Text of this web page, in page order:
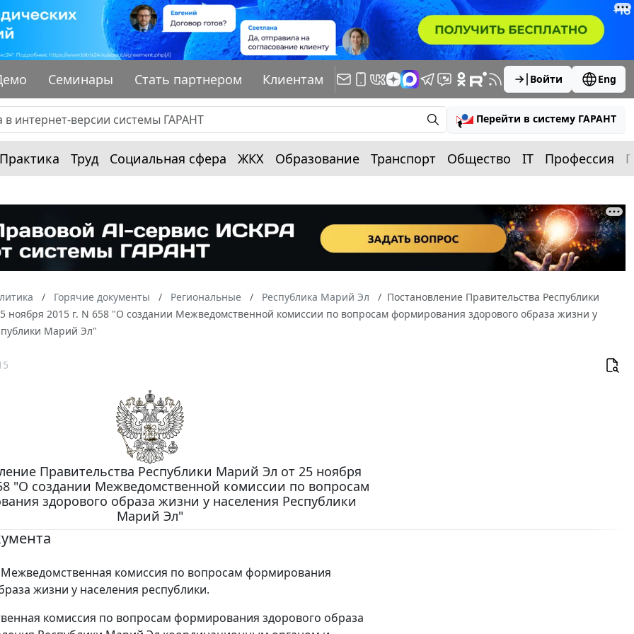
Семинары Стать партнером Клиентам Войти Eng
Перейти в систему ГАРАНТ
Практика Труд Социальная сфера ЖКХ Образование Транспорт Общество IT Профессия
Горячие документы Региональные Республика Марий Эл
Постановление Правительства Республики
ноября 2015 г. N 658 "О создании Межведомственной комиссии по вопросам формирования здорового образа жизни у
Марий Эл"
Правительства Республики Марий Эл от 25 ноября
"О создании Межведомственной комиссии по вопросам
здорового образа жизни у населения Республики
Марий Эл"
комиссия по вопросам формирования
жизни у населения республики.
комиссия по вопросам формирования здорового образа